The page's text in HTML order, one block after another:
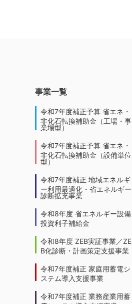
事業一覧
令和7年度補正予算 省エネ・
非化石転換補助金（工場・事
業場型）
令和7年度補正予算 省エネ・
非化石転換補助金（設備単位
型）
令和7年度補正 地域エネルギ
ー利用最適化・省エネルギー
診断拡充事業
令和8年度 省エネルギー設備
投資利子補給金
令和8年度 ZEB実証事業／ZE
B化診断・計画策定支援事業
令和7年度補正 家庭用蓄電シ
ステム導入支援事業
令和7年度補正 業務産業用蓄